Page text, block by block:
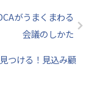
がうまくまわる
会議のしかた
つける！見込み顧